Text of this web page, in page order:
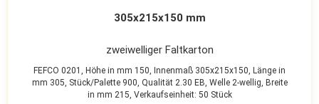
305x215x150 mm
zweiwelliger Faltkarton
FEFCO 0201, Höhe in mm 150, Innenmaß 305x215x150, Länge in
mm 305, Stück/Palette 900, Qualität 2.30 EB, Welle 2-wellig, Breite
in mm 215, Verkaufseinheit: 50 Stück